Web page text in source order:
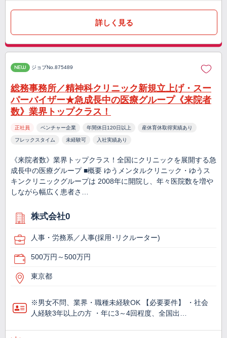
詳しく見る
NEW ジョブNo.875489
総務事務所／精神科クリニック新規立上げ・スー
パーバイザー★急成長中の医療グループ《来院者
数》業界トップクラス！
正社員 ベンチャー企業 年間休日120日以上 産休育休取得実績あり
フレックスタイム 未経験可 入社実績あり
《来院者数》業界トップクラス！全国にクリニックを展開する急
成長中の医療グループ ■概要 ゆうメンタルクリニック・ゆうス
キンクリニックグループは 2008年に開院し、年々医院数を増や
しながら幅広く患者さ…
株式会社0
人事・労務系／人事(採用･リクルーター)
500万円～500万円
東京都
※男女不問、業界・職種未経験OK 【必要要件】 ・社会
人経験3年以上の方 ・年に3～4回程度、全国出…